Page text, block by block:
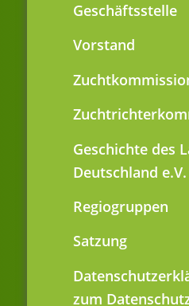
Geschäftsstelle
Vorstand
Geschichte des
Deutschland e.V.
Regiogruppen
Satzung
zum